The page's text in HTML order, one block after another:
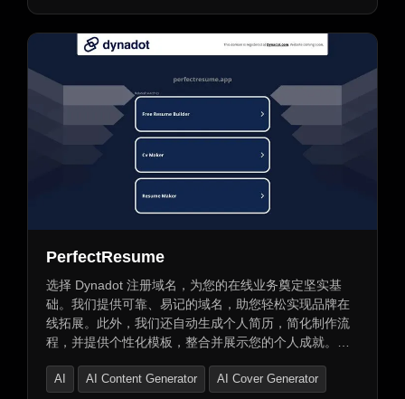
PerfectResume
选择 Dynadot 注册域名，为您的在线业务奠定坚实基
础。我们提供可靠、易记的域名，助您轻松实现品牌在
线拓展。此外，我们还自动生成个人简历，简化制作流
程，并提供个性化模板，整合并展示您的个人成就。让
AI AI Content Generator AI Cover Generator